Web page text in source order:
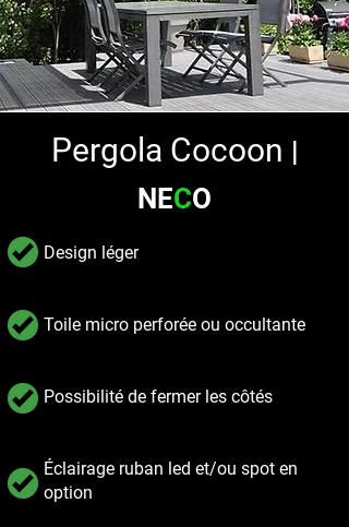
Pergola Cocoon |
NECO
Design léger
Toile micro perforée ou occultante
Possibilité de fermer les côtés
Éclairage ruban led et/ou spot en
option